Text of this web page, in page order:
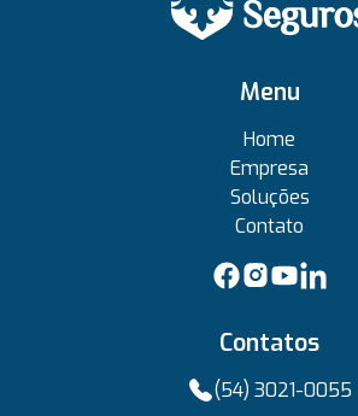
Menu
Home
Empresa
Soluções
Contato
Contatos
(54) 3021-0055